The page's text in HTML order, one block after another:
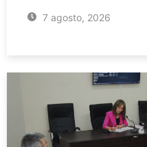
7 agosto, 2026